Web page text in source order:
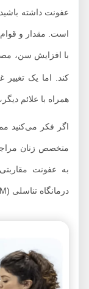
عفونت داشته باشید.
است. مقدار و قوام
با افزایش سن، مصرف
کند. اما یک تغییر
همراه با علائم دیگر،
اگر فکر می‌کنید
متخصص زنان مراجعه
درمانگاه تناسلی (GUM) یا کلینیک سلامت جنسی مراجعه کنید.